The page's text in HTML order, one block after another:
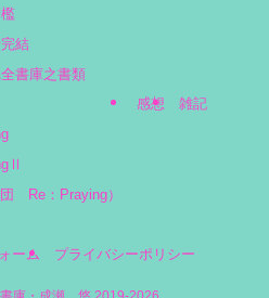
結
書庫之書類
Re：Praying）
感想 雑記
ーム プライバシーポリシー